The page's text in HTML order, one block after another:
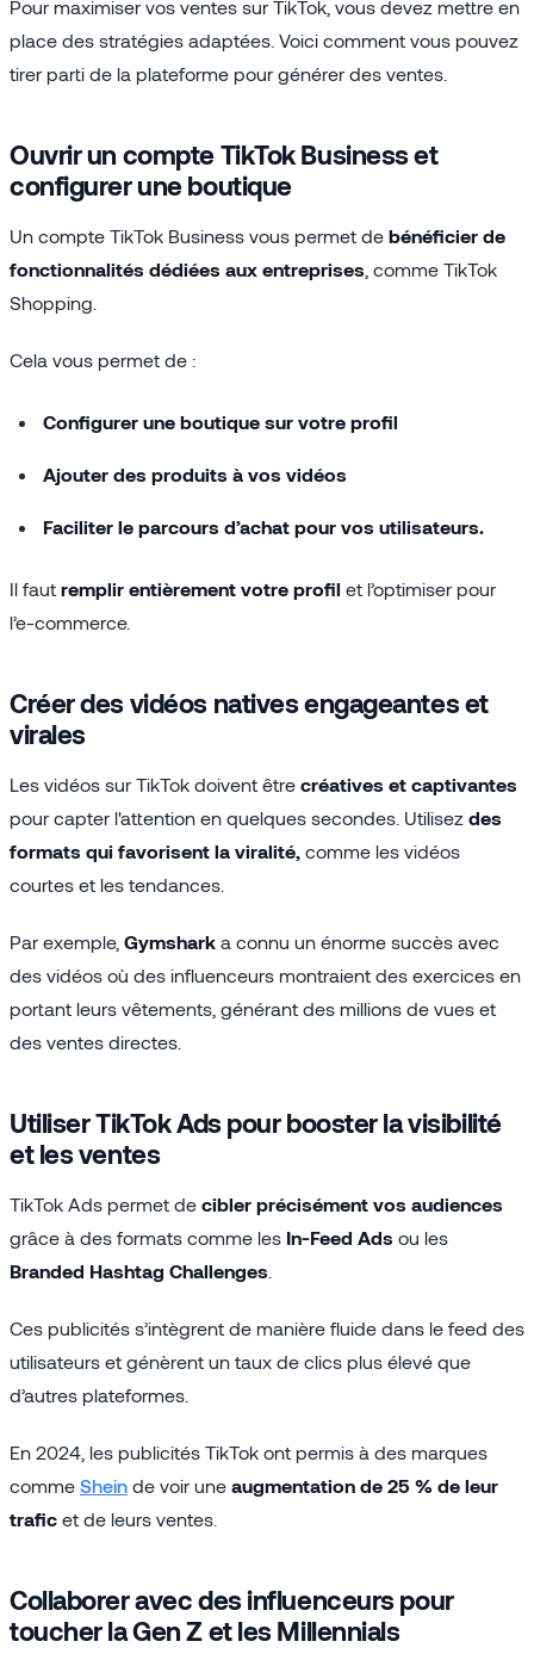
Pour maximiser vos ventes sur TikTok, vous devez mettre en
place des stratégies adaptées. Voici comment vous pouvez
tirer parti de la plateforme pour générer des ventes.
Ouvrir un compte TikTok Business et
configurer une boutique
Un compte TikTok Business vous permet de bénéficier de
fonctionnalités dédiées aux entreprises , comme TikTok
Shopping.
Cela vous permet de :
Configurer une boutique sur votre profil
Ajouter des produits à vos vidéos
Faciliter le parcours d’achat pour vos utilisateurs.
Il faut remplir entièrement votre profil et l’optimiser pour
l’e-commerce.
Créer des vidéos natives engageantes et
virales
Les vidéos sur TikTok doivent être créatives et captivantes
pour capter l'attention en quelques secondes. Utilisez des
formats qui favorisent la viralité, comme les vidéos
courtes et les tendances.
Par exemple, Gymshark a connu un énorme succès avec
des vidéos où des influenceurs montraient des exercices en
portant leurs vêtements, générant des millions de vues et
des ventes directes.
Utiliser TikTok Ads pour booster la visibilité
et les ventes
TikTok Ads permet de cibler précisément vos audiences
grâce à des formats comme les In-Feed Ads ou les
Branded Hashtag Challenges
Ces publicités s’intègrent de manière fluide dans le feed des
utilisateurs et génèrent un taux de clics plus élevé que
d’autres plateformes.
En 2024, les publicités TikTok ont permis à des marques
comme Shein de voir une augmentation de 25 % de leur
trafic et de leurs ventes.
Collaborer avec des influenceurs pour
toucher la Gen Z et les Millennials